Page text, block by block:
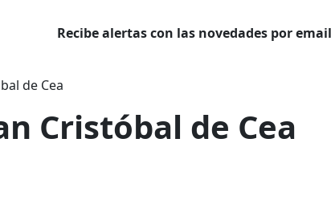
Recibe alertas con las novedades por email
de Cea
Cristóbal de Cea